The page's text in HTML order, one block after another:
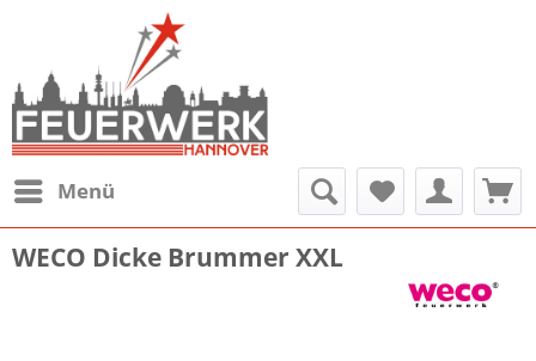
Menü
WECO Dicke Brummer XXL